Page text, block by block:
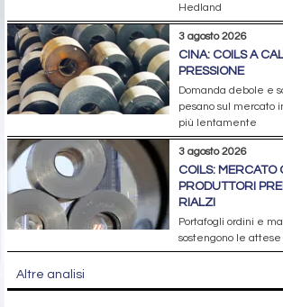
Hedland
3 agosto 2026
CINA: COILS A
PRESSIONE
Domanda debole e
pesano sul mercato
più lentamente
3 agosto 2026
COILS: MERCATO
PRODUTTORI
RIALZI
Portafogli ordini e
sostengono le
Altre analisi